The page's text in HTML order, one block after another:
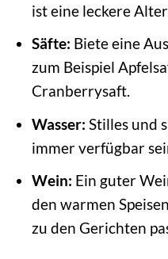
ist eine leckere
Säfte: Biete eine
zum Beispiel
Cranberrysaft.
Wasser: Stilles und
immer verfügbar
Wein: Ein guter
den warmen
zu den Gerichten